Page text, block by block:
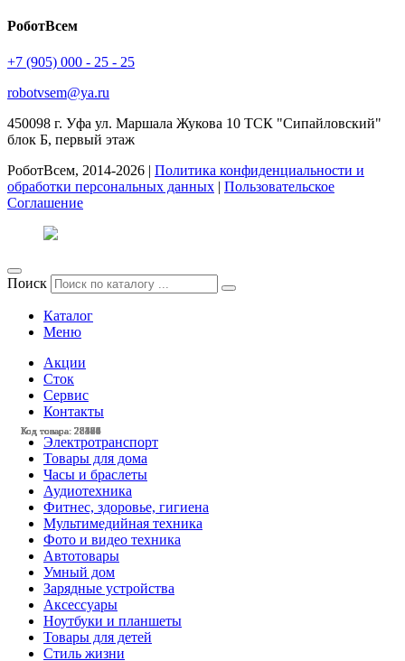
Код товара: 28527
Код товара: 28386
Код товара: 28164
Код товара: 28141
Код товара: 27460
Код товара: 28528
Код товара: 28490
Код товара: 28483
Код товара: 28473
Код товара: 28470
Код товара: 28404
Код товара: 28384
РоботВсем
+7 (905) 000 - 25 - 25
robotvsem@ya.ru
450098 г. Уфа ул. Маршала Жукова 10 ТСК "Сипайловский"
блок Б, первый этаж
РоботВсем, 2014-2026 | Политика конфиденциальности и
обработки персональных данных | Пользовательское
Соглашение
Поиск
Каталог
Меню
Акции
Сток
Сервис
Контакты
Электротранспорт
Товары для дома
Часы и браслеты
Аудиотехника
Фитнес, здоровье, гигиена
Мультимедийная техника
Фото и видео техника
Автотовары
Умный дом
Зарядные устройства
Аксессуары
Ноутбуки и планшеты
Товары для детей
Стиль жизни